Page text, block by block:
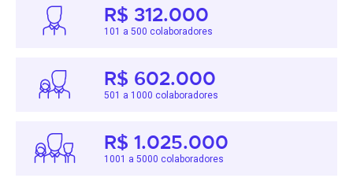
R$ 312.000
101 a 500 colaboradores
R$ 602.000
501 a 1000 colaboradores
R$ 1.025.000
1001 a 5000 colaboradores